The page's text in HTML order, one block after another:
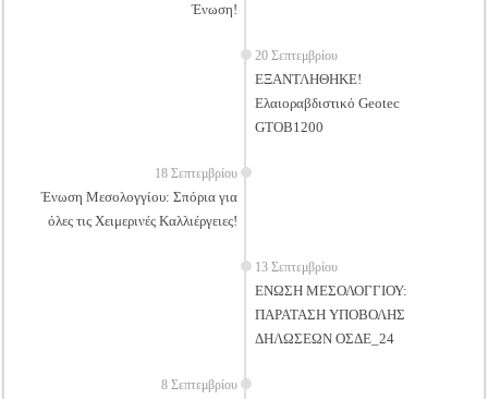
Ένωση!
20 Σεπτεμβρίου
ΕΞΑΝΤΛΗΘΗΚΕ!
Ελαιοραβδιστικό Geotec
GTOB1200
18 Σεπτεμβρίου
Ένωση Μεσολογγίου: Σπόρια για
όλες τις Χειμερινές Καλλιέργειες!
13 Σεπτεμβρίου
ΕΝΩΣΗ ΜΕΣΟΛΟΓΓΙΟΥ:
ΠΑΡΑΤΑΣΗ ΥΠΟΒΟΛΗΣ
ΔΗΛΩΣΕΩΝ ΟΣΔΕ_24
8 Σεπτεμβρίου